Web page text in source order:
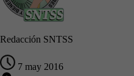
Redacción SNTSS
7 may 2016